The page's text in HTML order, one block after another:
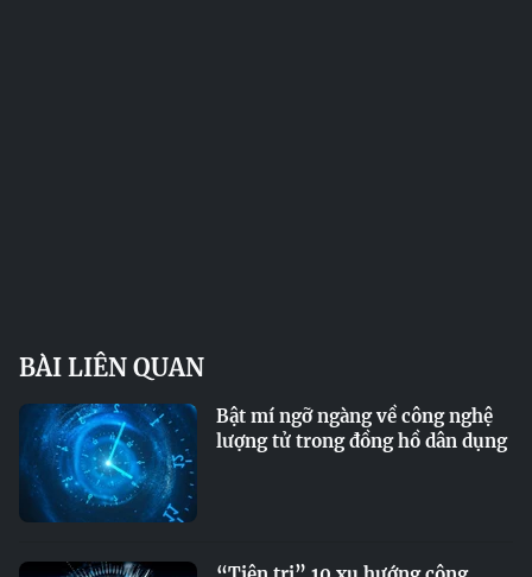
BÀI LIÊN QUAN
Bật mí ngỡ ngàng về công nghệ
lượng tử trong đồng hồ dân dụng